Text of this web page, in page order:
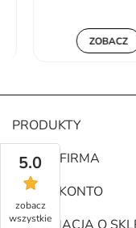
ZOBACZ
PRODUKTY
NASZA FIRMA
TWOJE KONTO
5.0
zobacz
wszystkie